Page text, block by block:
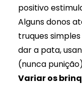
positivo
Alguns donos
truques
dar a pata,
(nunca
Variar os